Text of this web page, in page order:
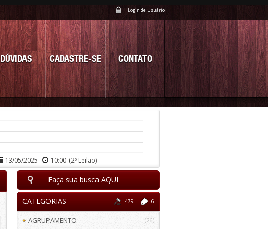
Login de Usuário
CONTATO
CADASTRE-SE
DÚVIDAS
13/05/2025 10:00 (2º Leilão)
Faça sua busca AQUI
CATEGORIAS 479 6
AGRUPAMENTO (26)